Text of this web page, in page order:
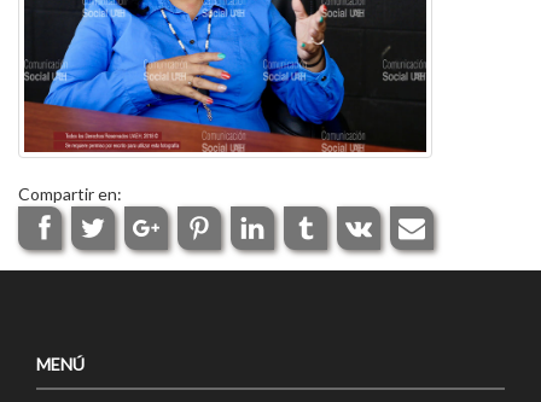
Compartir en:
MENÚ